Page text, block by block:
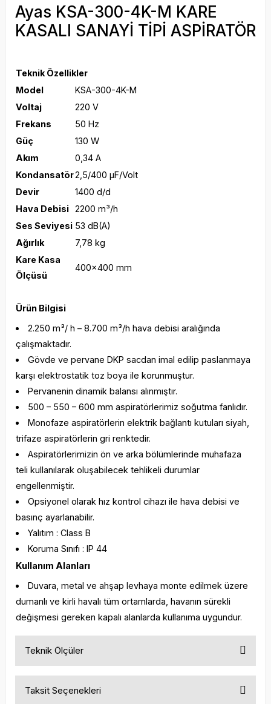
Ayas KSA-300-4K-M KARE
KASALI SANAYİ TİPİ ASPİRATÖR
Teknik Özellikler
Model
KSA-300-4K-M
Voltaj
220 V
Frekans
50 Hz
Güç
130 W
Akım
0,34 A
Kondansatör2,5/400 μF/Volt
Devir
1400 d/d
Hava Debisi 2200 m³/h
Ses Seviyesi 53 dB(A)
Ağırlık
7,78 kg
Kare Kasa
Ölçüsü
400x400 mm
Ürün Bilgisi
2.250 m³/ h – 8.700 m³/h hava debisi aralığında
çalışmaktadır.
Gövde ve pervane DKP sacdan imal edilip paslanmaya
karşı elektrostatik toz boya ile korunmuştur.
Pervanenin dinamik balansı alınmıştır.
500 – 550 – 600 mm aspiratörlerimiz soğutma fanlıdır.
Monofaze aspiratörlerin elektrik bağlantı kutuları siyah,
trifaze aspiratörlerin gri renktedir.
Aspiratörlerimizin ön ve arka bölümlerinde muhafaza
teli kullanılarak oluşabilecek tehlikeli durumlar
engellenmiştir.
Opsiyonel olarak hız kontrol cihazı ile hava debisi ve
basınç ayarlanabilir.
Yalıtım : Class B
Koruma Sınıfı : IP 44
Kullanım Alanları
Duvara, metal ve ahşap levhaya monte edilmek üzere
dumanlı ve kirli havalı tüm ortamlarda, havanın sürekli
değişmesi gereken kapalı alanlarda kullanıma uygundur.
Teknik Ölçüler
Taksit Seçenekleri